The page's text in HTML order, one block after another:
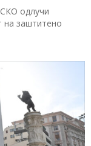
одлучи
на заштитено